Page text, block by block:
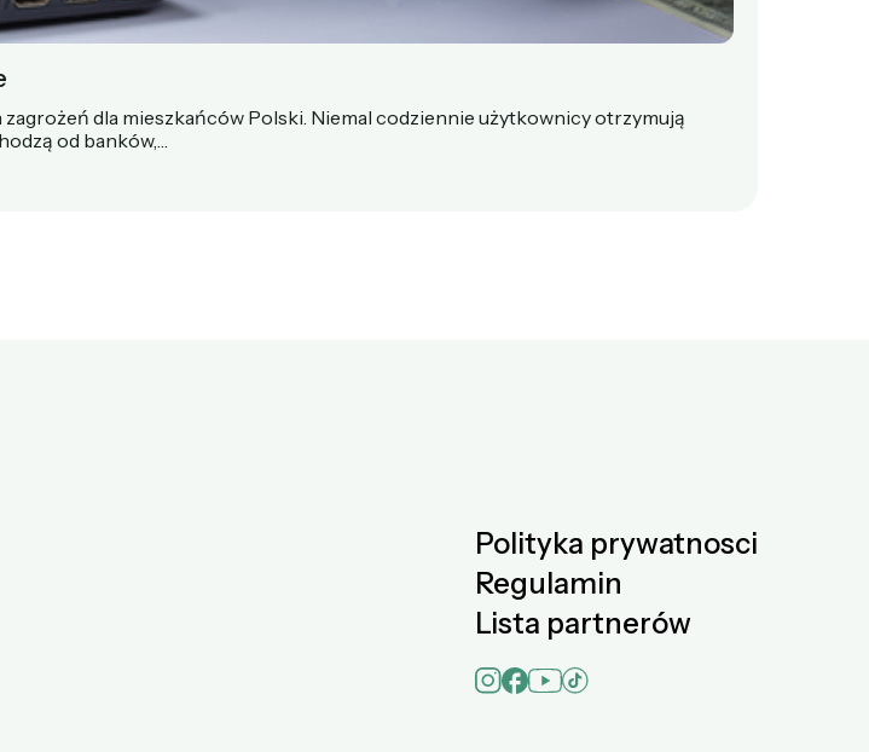
dla mieszkańców Polski. Niemal codziennie użytkownicy otrzymują
od banków,…
Polityka prywatnosci
Regulamin
Lista partnerów